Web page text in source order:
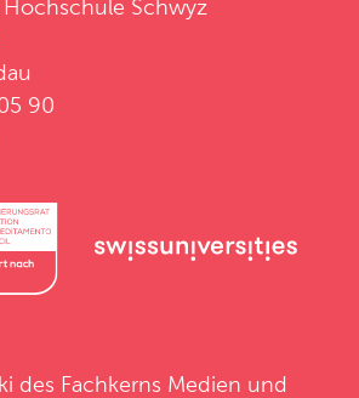
Hochschule Schwyz
90
des Fachkerns Medien und